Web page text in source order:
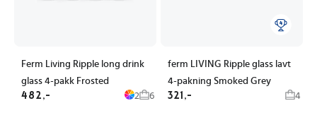
Ferm Living Ripple long drink
glass 4-pakk Frosted
482,- 2 6
ferm LIVING Ripple glass lavt
4-pakning Smoked Grey
321,- 4